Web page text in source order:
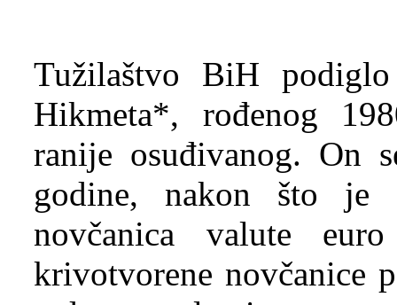
Tužilaštvo BiH
Hikmeta*, rođenog
ranije osuđivanog. On
godine, nakon što je
novčanica valute
krivotvorene novčanice